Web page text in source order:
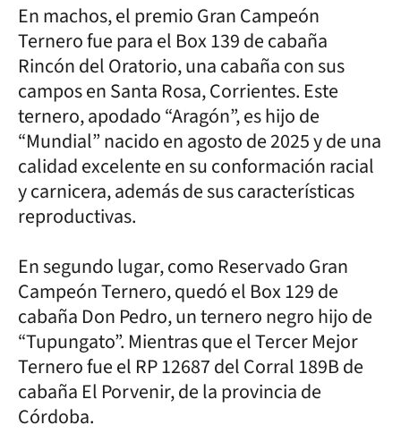
En machos, el premio Gran Campeón
Ternero fue para el Box 139 de cabaña
Rincón del Oratorio, una cabaña con sus
campos en Santa Rosa, Corrientes. Este
ternero, apodado “Aragón”, es hijo de
“Mundial” nacido en agosto de 2025 y de una
calidad excelente en su conformación racial
y carnicera, además de sus características
reproductivas.
En segundo lugar, como Reservado Gran
Campeón Ternero, quedó el Box 129 de
cabaña Don Pedro, un ternero negro hijo de
“Tupungato”. Mientras que el Tercer Mejor
Ternero fue el RP 12687 del Corral 189B de
cabaña El Porvenir, de la provincia de
Córdoba.